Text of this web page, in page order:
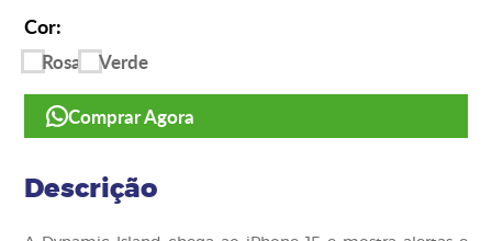
Cor:
Rosa Verde
Comprar Agora
Descrição